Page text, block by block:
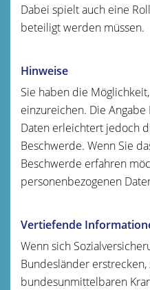
Dabei spielt auch eine
beteiligt werden müssen.
Hinweise
Sie haben die
einzureichen. Die
Daten erleichtert jedoch
Beschwerde. Wenn Sie
Beschwerde erfahren
personenbezogenen
Vertiefende
Wenn sich
Bundesländer
bundesunmittelbaren